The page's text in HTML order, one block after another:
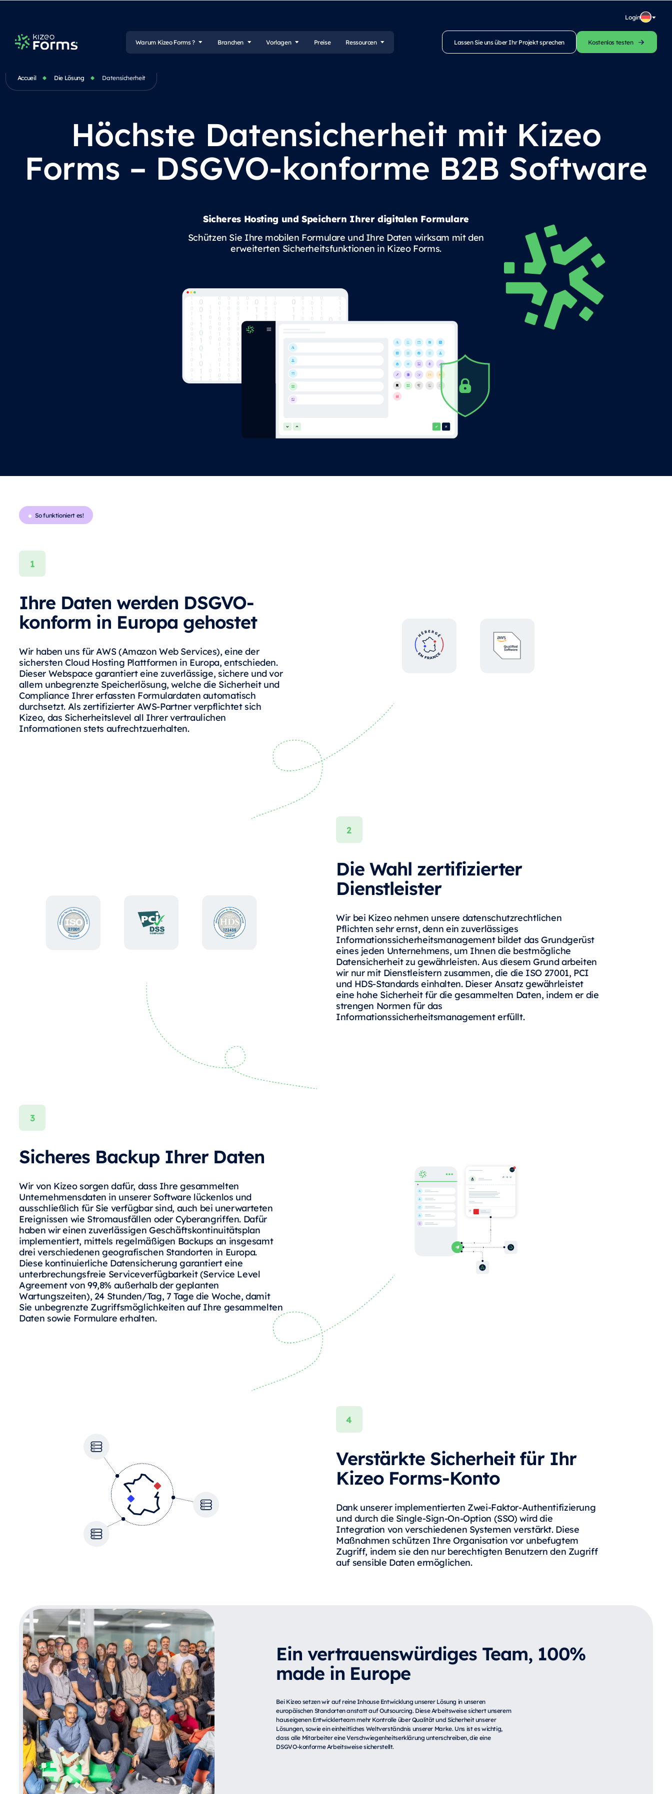
Login
Warum Kizeo Forms ? Branchen Vorlagen Preise Ressourcen Lassen Sie uns über Ihr Projekt sprechen Kostenlos testen
Accueil Die Lösung Datensicherheit
Höchste Datensicherheit mit Kizeo
Forms – DSGVO-konforme B2B Software
Sicheres Hosting und Speichern Ihrer digitalen Formulare
Schützen Sie Ihre mobilen Formulare und Ihre Daten wirksam mit den
erweiterten Sicherheitsfunktionen in Kizeo Forms.
So funktioniert es!
Ihre Daten werden DSGVO-
konform in Europa gehostet
Wir haben uns für AWS (Amazon Web Services), eine der
sichersten Cloud Hosting Plattformen in Europa, entschieden.
Dieser Webspace garantiert eine zuverlässige, sichere und vor
allem unbegrenzte Speicherlösung, welche die Sicherheit und
Compliance Ihrer erfassten Formulardaten automatisch
durchsetzt. Als zertifizierter AWS-Partner verpflichtet sich
Kizeo, das Sicherheitslevel all Ihrer vertraulichen
Informationen stets aufrechtzuerhalten.
Die Wahl zertifizierter
Dienstleister
Wir bei Kizeo nehmen unsere datenschutzrechtlichen
Pflichten sehr ernst, denn ein zuverlässiges
Informationssicherheitsmanagement bildet das Grundgerüst
eines jeden Unternehmens, um Ihnen die bestmögliche
Datensicherheit zu gewährleisten. Aus diesem Grund arbeiten
wir nur mit Dienstleistern zusammen, die die ISO 27001, PCI
und HDS-Standards einhalten. Dieser Ansatz gewährleistet
eine hohe Sicherheit für die gesammelten Daten, indem er die
strengen Normen für das
Informationssicherheitsmanagement erfüllt.
Sicheres Backup Ihrer Daten
Wir von Kizeo sorgen dafür, dass Ihre gesammelten
Unternehmensdaten in unserer Software lückenlos und
ausschließlich für Sie verfügbar sind, auch bei unerwarteten
Ereignissen wie Stromausfällen oder Cyberangriffen. Dafür
haben wir einen zuverlässigen Geschäftskontinuitätsplan
implementiert, mittels regelmäßigen Backups an insgesamt
drei verschiedenen geografischen Standorten in Europa.
Diese kontinuierliche Datensicherung garantiert eine
unterbrechungsfreie Serviceverfügbarkeit (Service Level
Agreement von 99,8% außerhalb der geplanten
Wartungszeiten), 24 Stunden/Tag, 7 Tage die Woche, damit
Sie unbegrenzte Zugriffsmöglichkeiten auf Ihre gesammelten
Daten sowie Formulare erhalten.
Verstärkte Sicherheit für Ihr
Kizeo Forms-Konto
Dank unserer implementierten Zwei-Faktor-Authentifizierung
und durch die Single-Sign-On-Option (SSO) wird die
Integration von verschiedenen Systemen verstärkt. Diese
Maßnahmen schützen Ihre Organisation vor unbefugtem
Zugriff, indem sie den nur berechtigten Benutzern den Zugriff
auf sensible Daten ermöglichen.
Ein vertrauenswürdiges Team, 100%
made in Europe
Bei Kizeo setzen wir auf reine Inhouse Entwicklung unserer Lösung in unseren
europäischen Standorten anstatt auf Outsourcing. Diese Arbeitsweise sichert unserem
hauseigenen Entwicklerteam mehr Kontrolle über Qualität und Sicherheit unserer
Lösungen, sowie ein einheitliches Weltverständnis unserer Marke. Uns ist es wichtig,
dass alle Mitarbeiter eineVerschwiegenheitserklärung unterschreiben, die eine
DSGVO-konforme Arbeitsweise sicherstellt.